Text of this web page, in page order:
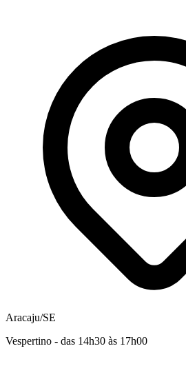
Aracaju/SE
Vespertino - das 14h30 às 17h00